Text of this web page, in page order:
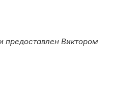
предоставлен Виктором